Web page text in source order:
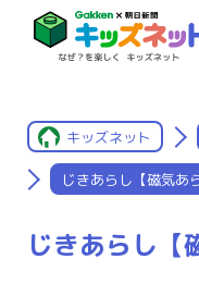
キッズネット
じきあらし【磁気あ
じきあらし【